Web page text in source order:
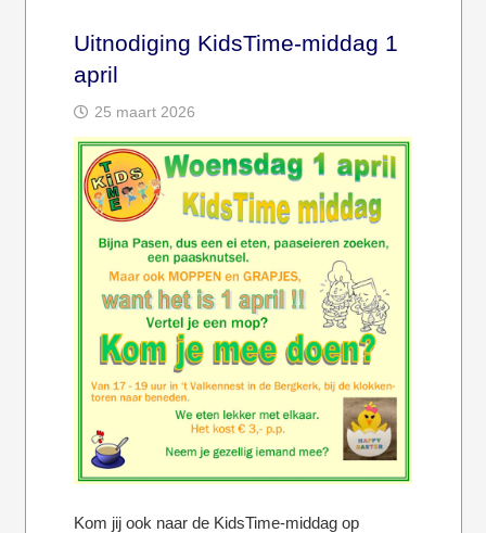
Uitnodiging KidsTime-middag 1
april
25 maart 2026
Kom jij ook naar de KidsTime-middag op